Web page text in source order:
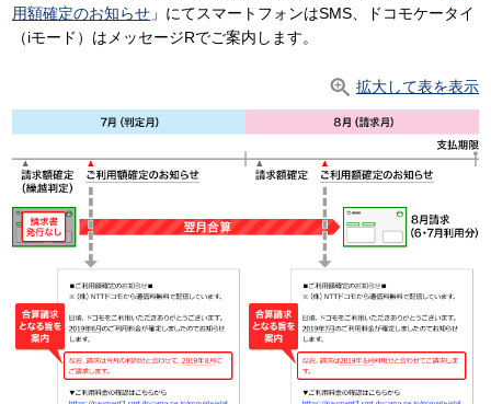
用額確定のお知らせ 」にてスマートフォンはSMS、ドコモケータイ
（iモード）はメッセージRでご案内します。
拡大して表を表示